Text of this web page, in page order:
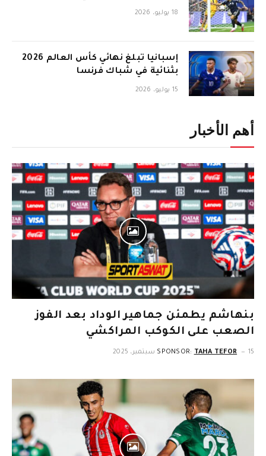
18 يوليو، 2026
إسبانيا تبلغ نهائي كأس العالم 2026
بثنائية في شباك فرنسا
15 يوليو، 2026
أهم الأخبار
بنهاشم يطمئن جماهير الوداد بعد الفوز
الصعب على الكوكب المراكشي
SPONSOR: TAHA TEFOR 15 سبتمبر، 2025